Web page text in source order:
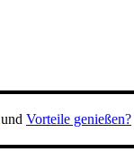
und Vorteile genießen?